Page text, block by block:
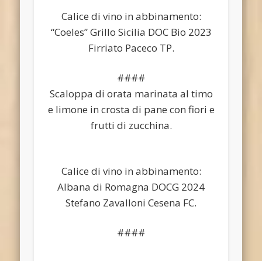
Calice di vino in abbinamento:
“Coeles” Grillo Sicilia DOC Bio 2023
Firriato Paceco TP.
####
Scaloppa di orata marinata al timo
e limone in crosta di pane con fiori e
frutti di zucchina.
Calice di vino in abbinamento:
Albana di Romagna DOCG 2024
Stefano Zavalloni Cesena FC.
####